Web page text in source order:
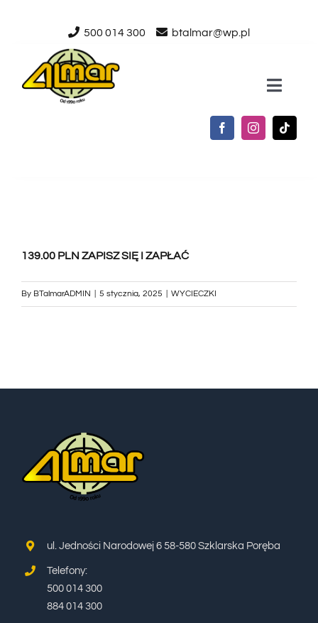
zawartości
500 014 300 btalmar@wp.pl
Toggle
AKTUALNOŚCI
KONTAKT
139.00 PLN ZAPISZ SIĘ I ZAPŁAĆ
By BTalmarADMIN 5 stycznia, 2025 WYCIECZKI
ul. Jedności Narodowej 6 58-580 Szklarska Poręba
Telefony:
500 014 300
884 014 300